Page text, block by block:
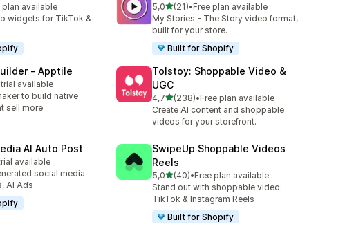
plan available
widgets for TikTok &
5,0de 5 estrelas
(21)
21 total de avaliações
•Free plan available
My Stories - The Story video format,
built for your store.
Built for Shopify
‑ Apptile
available
to build native
sell more
Tolstoy: Shoppable Video &
UGC
4,7de 5 estrelas
(238)
238 total de avaliações
•Free plan available
Create AI content and shoppable
videos for your storefront.
AI Auto Post
available
social media
AI Ads
SwipeUp Shoppable Videos
Reels
5,0de 5 estrelas
(40)
40 total de avaliações
•Free plan available
Stand out with shoppable video:
TikTok & Instagram Reels
Built for Shopify